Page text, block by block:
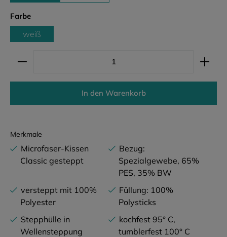
Farbeauswählen
weiß
Produkt Anzahl: Gib den gewünschten Wert ein
In den Warenkorb
Merkmale
Microfaser-Kissen
Classic gesteppt
Bezug:
Spezialgewebe, 65%
PES, 35% BW
versteppt mit 100%
Polyester
Füllung: 100%
Polysticks
Stepphülle in
Wellensteppung
kochfest 95° C,
tumblerfest 100° C